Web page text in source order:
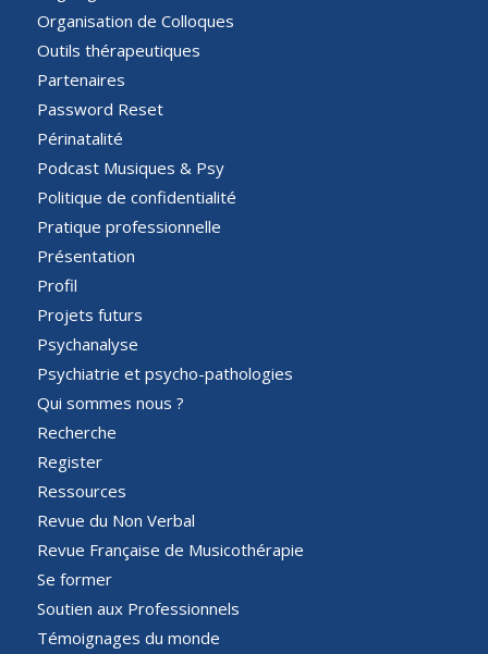
Organisation de Colloques
Outils thérapeutiques
Partenaires
Password Reset
Périnatalité
Podcast Musiques & Psy
Politique de confidentialité
Pratique professionnelle
Présentation
Profil
Projets futurs
Psychanalyse
Psychiatrie et psycho-pathologies
Qui sommes nous ?
Recherche
Register
Ressources
Revue du Non Verbal
Revue Française de Musicothérapie
Se former
Soutien aux Professionnels
Témoignages du monde